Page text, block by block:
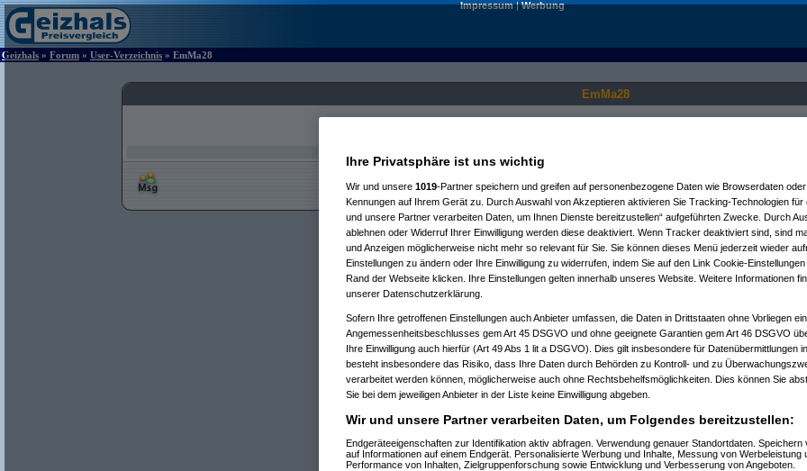
Impressum|Werbung
Geizhals » Forum » User-Verzeichnis » EmMa28
EmMa28
Ihre Privatsphäre ist uns wichtig
Wir und unsere 1019-Partner speichern und greifen auf personenbezogene Daten wie Browserdaten
Kennungen auf Ihrem Gerät zu. Durch Auswahl von Akzeptieren aktivieren Sie Tracking-Technologien für
und unsere Partner verarbeiten Daten, um Ihnen Dienste bereitzustellen“ aufgeführten Zwecke. Durch
ablehnen oder Widerruf Ihrer Einwilligung werden diese deaktiviert. Wenn Tracker deaktiviert sind, sind
und Anzeigen möglicherweise nicht mehr so relevant für Sie. Sie können dieses Menü jederzeit wieder
Einstellungen zu ändern oder Ihre Einwilligung zu widerrufen, indem Sie auf den Link Cookie-
Rand der Webseite klicken. Ihre Einstellungen gelten innerhalb unseres Website. Weitere Informationen
unserer Datenschutzerklärung.
Sofern Ihre getroffenen Einstellungen auch Anbieter umfassen, die Daten in Drittstaaten ohne Vorliegen
Angemessenheitsbeschlusses gem Art 45 DSGVO und ohne geeignete Garantien gem Art 46 DSGVO
Ihre Einwilligung auch hierfür (Art 49 Abs 1 lit a DSGVO). Dies gilt insbesondere für Datenübermittlungen
besteht insbesondere das Risiko, dass Ihre Daten durch Behörden zu Kontroll- und zu
verarbeitet werden können, möglicherweise auch ohne Rechtsbehelfsmöglichkeiten. Dies können Sie
Sie bei dem jeweiligen Anbieter in der Liste keine Einwilligung abgeben.
Wir und unsere Partner verarbeiten Daten, um Folgendes bereitzustellen:
Endgeräteeigenschaften zur Identifikation aktiv abfragen. Verwendung genauer Standortdaten. Speichern
auf Informationen auf einem Endgerät. Personalisierte Werbung und Inhalte, Messung von Werbeleistung
Performance von Inhalten, Zielgruppenforschung sowie Entwicklung und Verbesserung von Angeboten.